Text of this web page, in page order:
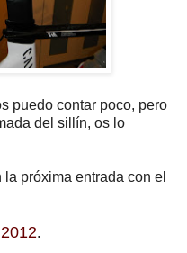
puedo contar poco, pero
del sillín, os lo
próxima entrada con el
.